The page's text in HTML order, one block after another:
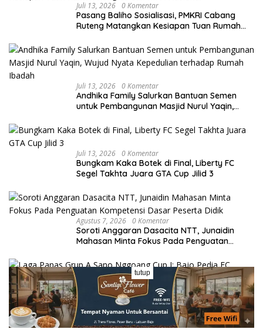
Juli 13, 2026 0 Komentar
Pasang Baliho Sosialisasi, PMKRI Cabang
Ruteng Matangkan Kesiapan Tuan Rumah
Juli 13, 2026 0 Komentar
Andhika Family Salurkan Bantuan Semen
untuk Pembangunan Masjid Nurul Yaqin,
Ibadah
Juli 13, 2026 0 Komentar
Bungkam Kaka Botek di Final, Liberty FC
Segel Takhta Juara GTA Cup Jilid 3
Agustus 7, 2026 0 Komentar
Soroti Anggaran Dasacita NTT, Junaidin
Mahasan Minta Fokus Pada Penguatan
Juli 13, 2026 0 Komentar
Laga Panas Grup A Sano Nggoang Cup I:
Bajo Pedia FC Tahan Imbang Viktory United
tutup